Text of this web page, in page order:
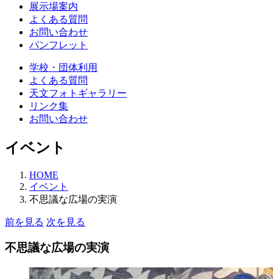
展示場案内
よくある質問
お問い合わせ
パンフレット
学校・団体利用
よくある質問
天文フォトギャラリー
リンク集
お問い合わせ
イベント
HOME
イベント
不思議な広場の実演
前を見る 次を見る
不思議な広場の実演